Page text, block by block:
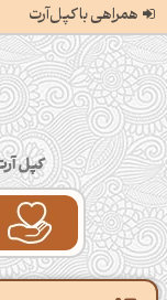
همراهی با کپل‌آرت